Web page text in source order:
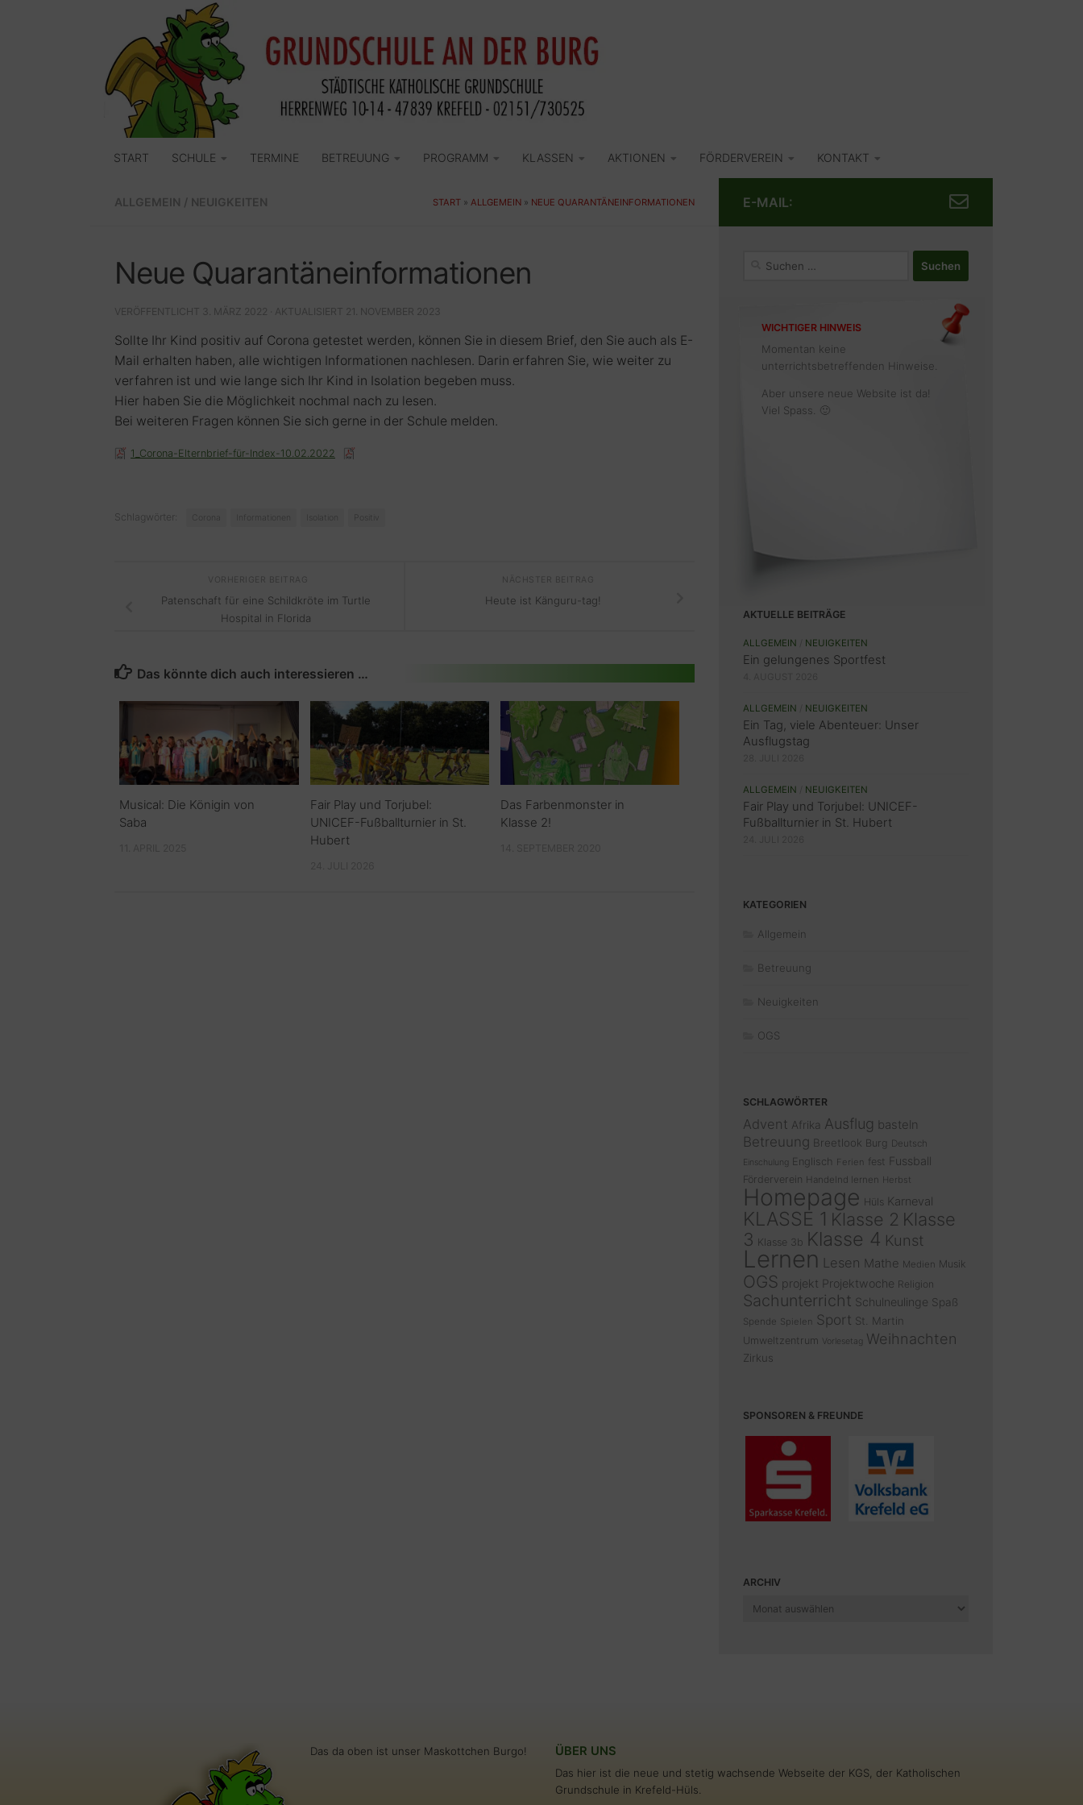
START SCHULE TERMINE BETREUUNG PROGRAMM KLASSEN AKTIONEN FÖRDERVEREIN KONTAKT
ALLGEMEIN / NEUIGKEITEN START » ALLGEMEIN » NEUE QUARANTÄNEINFORMATIONEN
Neue Quarantäneinformationen
VERÖFFENTLICHT 3. MÄRZ 2022 · AKTUALISIERT 21. NOVEMBER 2023
Sollte Ihr Kind positiv auf Corona getestet werden, können Sie in diesem Brief, den Sie auch als E-
Mail erhalten haben, alle wichtigen Informationen nachlesen. Darin erfahren Sie, wie weiter zu
verfahren ist und wie lange sich Ihr Kind in Isolation begeben muss.
Hier haben Sie die Möglichkeit nochmal nach zu lesen.
Bei weiteren Fragen können Sie sich gerne in der Schule melden.
1_Corona-Elternbrief-für-Index-10.02.2022
Schlagwörter: Corona Informationen Isolation
NÄCHSTER BEITRAG
Heute ist Känguru-tag!
VORHERIGER BEITRAG
Patenschaft für eine Schildkröte im Turtle
Hospital in Florida
Das könnte dich auch interessieren …
Musical: Die Königin von
Saba
Fair Play und Torjubel:
UNICEF-Fußballturnier in St.
Hubert
Das Farbenmonster in
Klasse 2!
E-MAIL:
WICHTIGER HINWEIS
Momentan keine
unterrichtsbetreffenden Hinweise.
Aber unsere neue Website ist da!
Viel Spass. 🙂
AKTUELLE BEITRÄGE
ALLGEMEIN NEUIGKEITEN
Ein gelungenes Sportfest
ALLGEMEIN NEUIGKEITEN
Ein Tag, viele Abenteuer: Unser
Ausflugstag
ALLGEMEIN NEUIGKEITEN
Fair Play und Torjubel: UNICEF-
Fußballturnier in St. Hubert
KATEGORIEN
Allgemein
Betreuung
Neuigkeiten
OGS
SCHLAGWÖRTER
Advent Afrika Ausflug basteln
Betreuung Breetlook Burg Deutsch
Einschulung Englisch Ferien fest Fussball
Förderverein Handelnd lernen Herbst
Homepage Hüls Karneval
KLASSE 1 Klasse 2 Klasse
3 Klasse 3b Klasse 4 Kunst
Lernen Lesen Mathe Medien Musik
OGS projekt Projektwoche Religion
Sachunterricht Schulneulinge Spaß
Spende Spielen Sport St. Martin
Umweltzentrum Vorlesetag Weihnachten
Zirkus
SPONSOREN & FREUNDE
ARCHIV
Archiv
Das da oben ist unser Maskottchen Burgo! ÜBER UNS
Das hier ist die neue und stetig wachsende Webseite der KGS, der Katholischen
Grundschule in Krefeld-Hüls.